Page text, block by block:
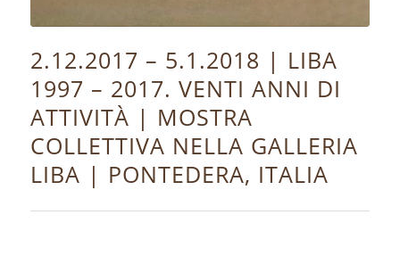
2.12.2017 – 5.1.2018 | LIBA
1997 – 2017. VENTI ANNI DI
ATTIVITÀ | MOSTRA
COLLETTIVA NELLA GALLERIA
LIBA | PONTEDERA, ITALIA